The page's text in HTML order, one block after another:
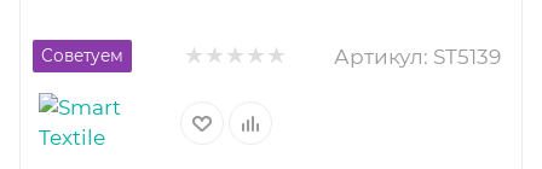
Советуем Артикул: ST5139